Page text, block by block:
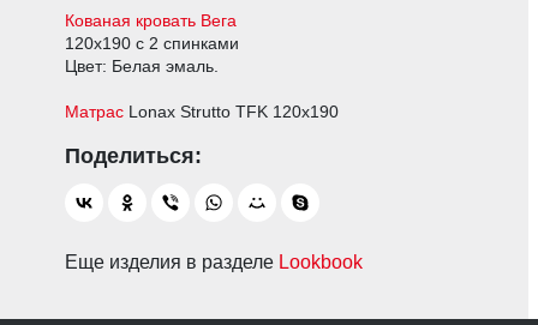
Кованая кроватьВега
120х190 с 2 спинками
Цвет: Белая эмаль.
МатрасLonax Strutto TFK 120х190
Еще изделия в разделе Lookbook